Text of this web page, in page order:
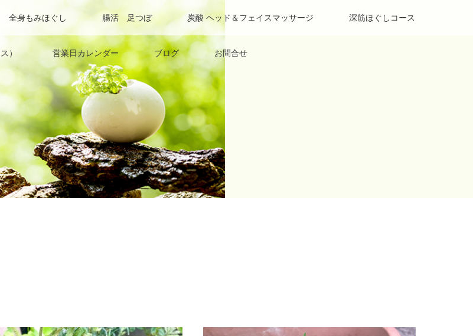
全身もみほぐし 腸活 足つぼ 炭酸 ヘッド＆フェイスマッサージ 深筋ほぐしコース
） 営業日カレンダー ブログ お問合せ